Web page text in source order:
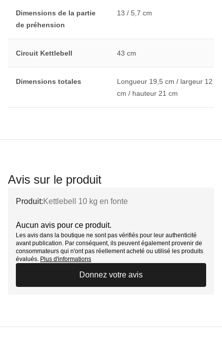
Dimensions de la partie
de préhension
13 / 5,7 cm
Circuit Kettlebell 43 cm
Dimensions totales
Longueur 19,5 cm / largeur 12
cm / hauteur 21 cm
Avis sur le produit
Produit: Kettlebell 10 kg en fonte
Aucun avis pour ce produit.
Les avis dans la boutique ne sont pas vérifiés pour leur authenticité
avant publication. Par conséquent, ils peuvent également provenir de
consommateurs qui n'ont pas réellement acheté ou utilisé les produits
évalués. Plus d'informations
Donnez votre avis